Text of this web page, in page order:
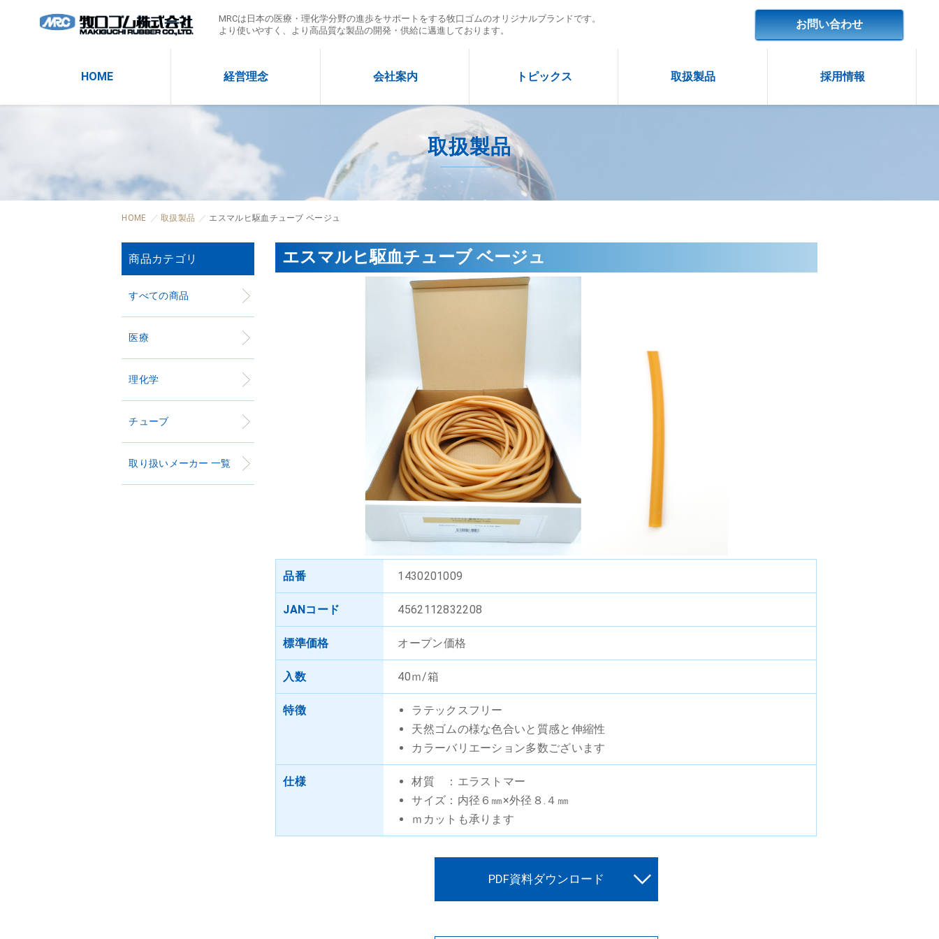
MRCは日本の医療・理化学分野の進歩をサポートをする牧口ゴムのオリジナルブランドです。
より使いやすく、より高品質な製品の開発・供給に邁進しております。
お問い合わせ
HOME 経営理念 会社案内 トピックス 取扱製品 採用情報
取扱製品
HOME 取扱製品 エスマルヒ駆血チューブ ベージュ
商品カテゴリ
すべての商品
医療
理化学
チューブ
取り扱いメーカー 一覧
エスマルヒ駆血チューブ ベージュ
品番 1430201009
JANコード 4562112832208
標準価格 オープン価格
入数 40ｍ/箱
特徴
ラテックスフリー
天然ゴムの様な色合いと質感と伸縮性
カラーバリエーション多数ございます
仕様
材質 ：エラストマー
サイズ：内径６㎜×外径８.４㎜
ｍカットも承ります
PDF資料ダウンロード